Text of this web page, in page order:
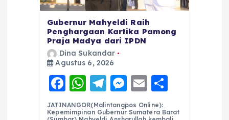
Gubernur Mahyeldi Raih
Penghargaan Kartika Pamong
Praja Madya dari IPDN
Dina Sukandar
Agustus 6, 2026
F
a
c
W
h
a
T
el
e
M
e
ss
E
m
ai a
JATINANGOR(Malintangpos Online):
Kepemimpinan Gubernur Sumatera Barat